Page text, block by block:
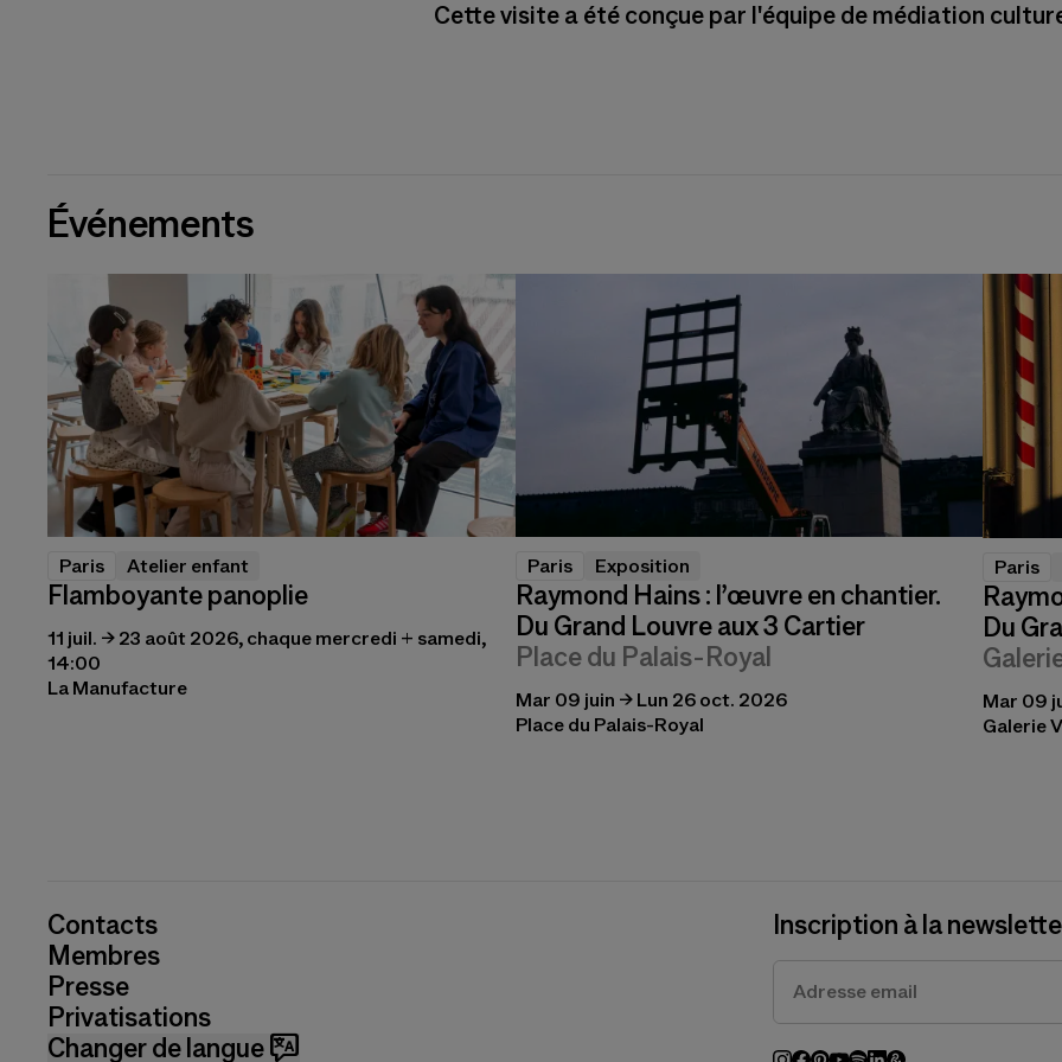
Cette visite a été conçue par l'équipe de médiation
Événements
Paris Atelier enfant
Flamboyante panoplie
11 juil. → 23 août 2026, chaque mercredi + samedi,
14:00
La Manufacture
Paris Exposition
Raymond Hains : l’œuvre en chantier.
Du Grand Louvre aux 3 Cartier
Place du Palais-Royal
Mar 09 juin → Lun 26 oct. 2026
Place du Palais-Royal
Paris
Du
Mar 09
Galerie
Contacts
Membres
Presse
Privatisations
Changer de langue 
Inscription à la
de confidentialité.